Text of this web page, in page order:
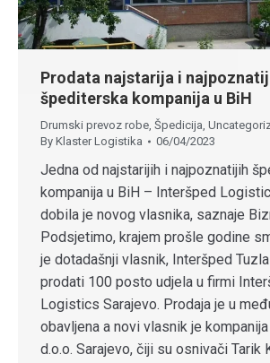
Prodata najstarija i
špediterska kompanija u BiH
Drumski prevoz robe, Špedicija,
By Klaster Logistika 06/04/2023
Jedna od najstarijih i najpoznatijih
kompanija u BiH – Interšped
dobila je novog vlasnika, saznaje
Podsjetimo, krajem prošle godine
je dotadašnji vlasnik, Interšped
prodati 100 posto udjela u firmi
Logistics Sarajevo. Prodaja je u
obavljena a novi vlasnik je kompanija
d.o.o. Sarajevo, čiji su osnivači Tarik